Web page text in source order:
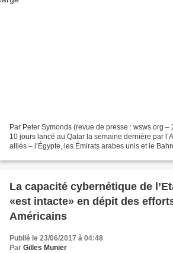
Par Peter Symonds (revue de presse : wsws.org –
10 jours lancé au Qatar la semaine dernière par
alliés – l’Égypte, les Émirats arabes unis et le
La capacité cybernétique de
«est intacte» en dépit des
Américains
Publié le 23/06/2017 à 04:48
Par Gilles Munier